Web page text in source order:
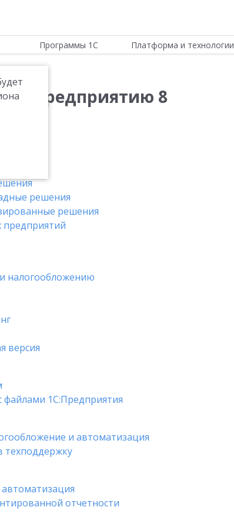
Программы 1С Платформа и технологии
8
решения
решения
предприятий
налогообложению
версия
1С:Предприятия
и автоматизация
техподдержку
отчетности